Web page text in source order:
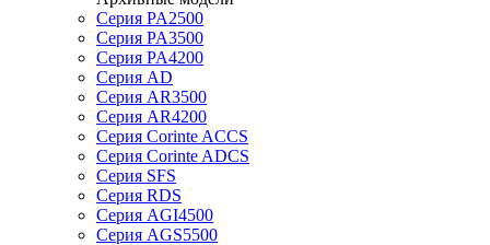
Серия PA2500
Серия PA3500
Серия PA4200
Серия AD
Серия AR3500
Серия AR4200
Серия Corinte ACCS
Серия Corinte ADCS
Серия SFS
Серия RDS
Серия AGI4500
Серия AGS5500